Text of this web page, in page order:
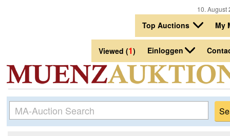
10.
Top Auctions My
Viewed (1) Einloggen